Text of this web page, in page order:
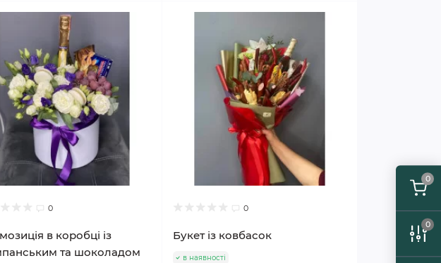
0
0
0
в коробці із
та шоколадом
0
Букет із ковбасок
в наявності